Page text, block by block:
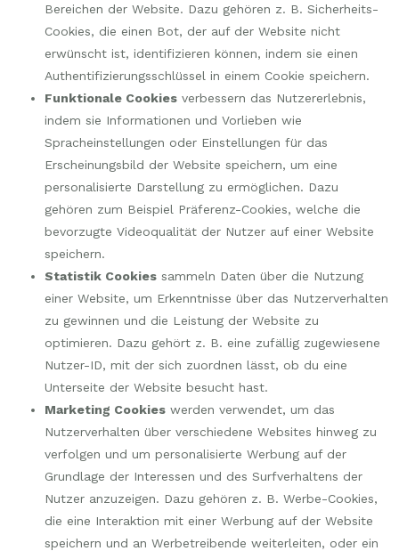
Bereichen der Website. Dazu gehören z. B. Sicherheits-
Cookies, die einen Bot, der auf der Website nicht
erwünscht ist, identifizieren können, indem sie einen
Authentifizierungsschlüssel in einem Cookie speichern.
Funktionale Cookies verbessern das Nutzererlebnis,
indem sie Informationen und Vorlieben wie
Spracheinstellungen oder Einstellungen für das
Erscheinungsbild der Website speichern, um eine
personalisierte Darstellung zu ermöglichen. Dazu
gehören zum Beispiel Präferenz-Cookies, welche die
bevorzugte Videoqualität der Nutzer auf einer Website
speichern.
Statistik Cookies sammeln Daten über die Nutzung
einer Website, um Erkenntnisse über das Nutzerverhalten
zu gewinnen und die Leistung der Website zu
optimieren. Dazu gehört z. B. eine zufällig zugewiesene
Nutzer-ID, mit der sich zuordnen lässt, ob du eine
Unterseite der Website besucht hast.
Marketing Cookies werden verwendet, um das
Nutzerverhalten über verschiedene Websites hinweg zu
verfolgen und um personalisierte Werbung auf der
Grundlage der Interessen und des Surfverhaltens der
Nutzer anzuzeigen. Dazu gehören z. B. Werbe-Cookies,
die eine Interaktion mit einer Werbung auf der Website
speichern und an Werbetreibende weiterleiten, oder ein